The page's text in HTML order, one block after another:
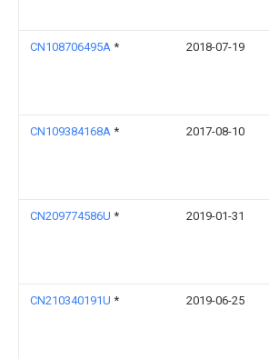
CN108706495A * 2018-07-19
CN109384168A * 2017-08-10
CN209774586U * 2019-01-31
CN210340191U * 2019-06-25